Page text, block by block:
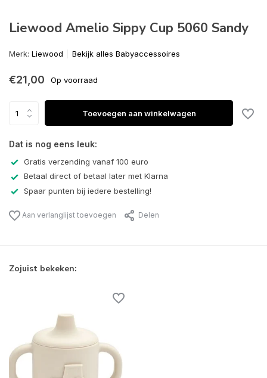
Liewood Amelio Sippy Cup 5060 Sandy
Merk: Liewood Bekijk alles Babyaccessoires
€21,00 Op voorraad
Toevoegen aan winkelwagen
Dat is nog eens leuk:
Gratis verzending vanaf 100 euro
Betaal direct of betaal later met Klarna
Spaar punten bij iedere bestelling!
Aan verlanglijst toevoegen Delen
Zojuist bekeken: